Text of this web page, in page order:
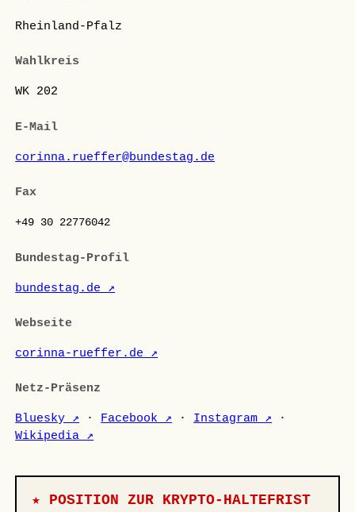
Rheinland-Pfalz
Wahlkreis
WK 202
E-Mail
corinna.rueffer@bundestag.de
Fax
+49 30 22776042
Bundestag-Profil
bundestag.de ↗
Webseite
corinna-rueffer.de ↗
Netz-Präsenz
Bluesky ↗ · Facebook ↗ · Instagram ↗ ·
Wikipedia ↗
★ POSITION ZUR KRYPTO-HALTEFRIST